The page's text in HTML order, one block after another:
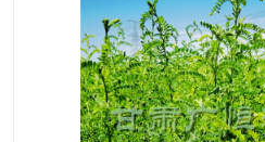
沙枣树
沙棘苗